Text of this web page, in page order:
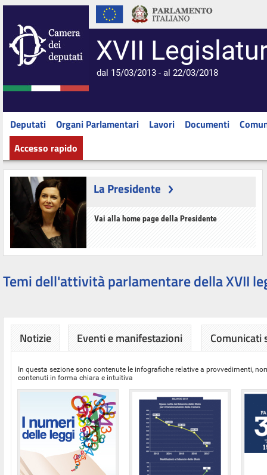
XVII
dal 15/03/2013 - al 22/03/2018
Deputati Organi Parlamentari Lavori Documenti
Accesso rapido
La Presidente
Vai alla home page della Presidente
Temi dell'attività parlamentare della XVII
Notizie Eventi e manifestazioni Comunicati
In questa sezione sono contenute le infografiche relative a provvedimenti,
contenuti in forma chiara e intuitiva